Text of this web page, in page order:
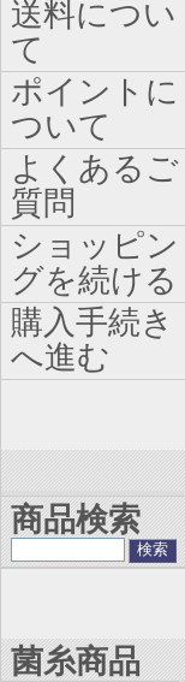
送料につい
て
ポイントに
ついて
よくあるご
質問
ショッピン
グを続ける
購入手続き
へ進む
商品検索
菌糸商品